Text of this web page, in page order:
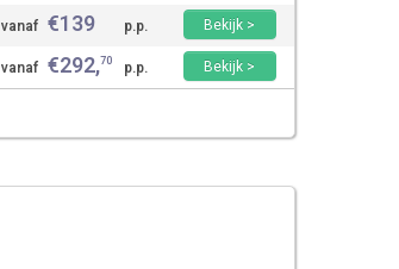
vanaf €139 p.p.
Bekijk >
vanaf €292,70 p.p. Bekijk >